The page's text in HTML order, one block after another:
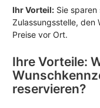
Ihr Vorteil: Sie
Zulassungsstelle, den
Preise vor Ort.
Ihre Vorteile:
reservieren?